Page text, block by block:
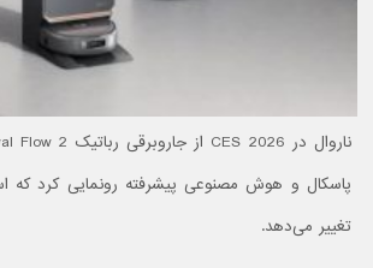
پاسکال و هوش مصنوعی پیشرفته رونمایی کرد که
تغییر می‌دهد.